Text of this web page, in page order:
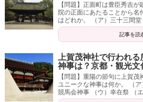
【問題】正面町は豊臣秀吉
院の正面にあたることから名
はどれか。 （ア）三十三間堂
記事を読
上賀茂神社で行われ
神事は？京都・観光文
【問題】重陽の節句に上賀
ユニークな神事は何か。 （ア
競馬会神事 （ウ）幸在祭 （